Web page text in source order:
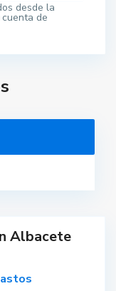
desde la
de
Albacete